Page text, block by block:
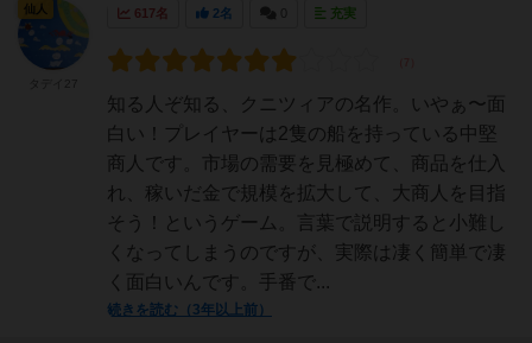
617名 2名 充実
知る人ぞ知る、クニツィアの名作。いやぁ〜面
白い！プレイヤーは2隻の船を持っている中堅
商人です。市場の需要を見極めて、商品を仕入
れ、稼いだ金で規模を拡大して、大商人を目指
そう！というゲーム。言葉で説明すると小難し
くなってしまうのですが、実際は凄く簡単で凄
く面白いんです。手番で...
続きを読む（3年以上前）
仙人